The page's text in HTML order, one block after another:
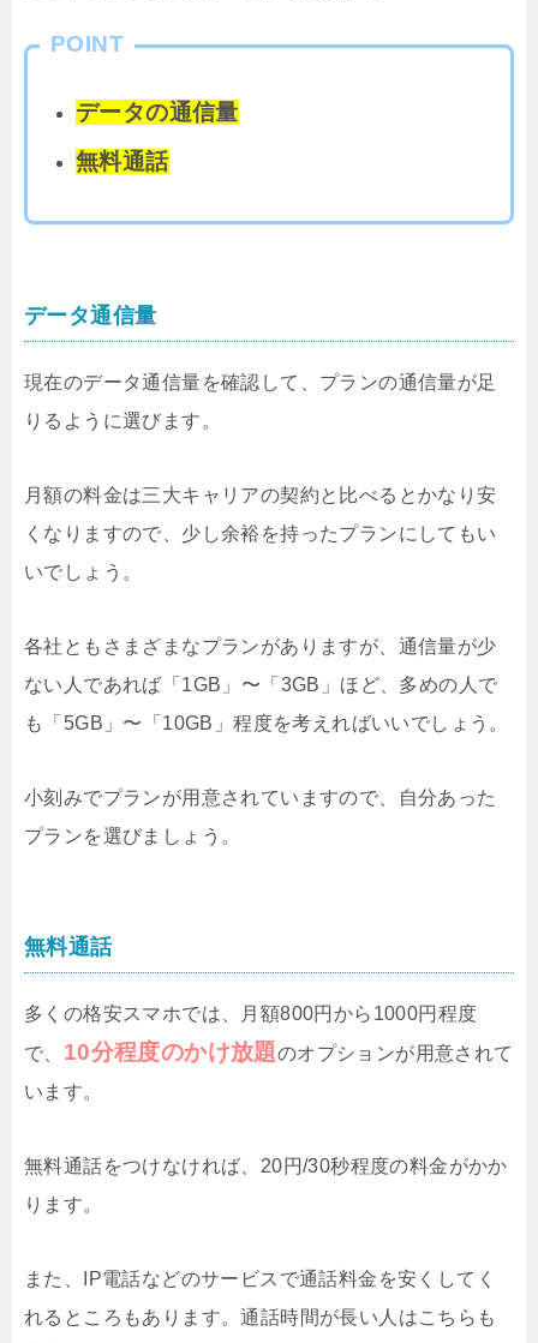
POINT
データの通信量
無料通話
データ通信量
現在のデータ通信量を確認して、プランの通信量が足
りるように選びます。
月額の料金は三大キャリアの契約と比べるとかなり安
くなりますので、少し余裕を持ったプランにしてもい
いでしょう。
各社ともさまざまなプランがありますが、通信量が少
ない人であれば「1GB」〜「3GB」ほど、多めの人で
も「5GB」〜「10GB」程度を考えればいいでしょう。
小刻みでプランが用意されていますので、自分あった
プランを選びましょう。
無料通話
多くの格安スマホでは、月額800円から1000円程度
で、 10分程度のかけ放題のオプションが用意されて
います。
無料通話をつけなければ、20円/30秒程度の料金がかか
ります。
また、IP電話などのサービスで通話料金を安くしてく
れるところもあります。通話時間が長い人はこちらも